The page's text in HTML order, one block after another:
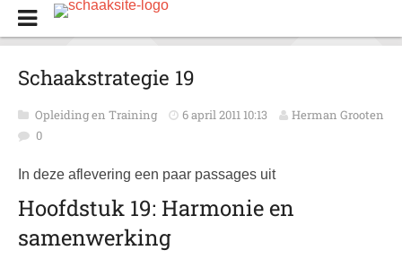
Schaakstrategie 19
Opleiding en Training 6 april 2011 10:13
Herman Grooten
0
In deze aflevering een paar passages uit
Hoofdstuk 19: Harmonie en
samenwerking